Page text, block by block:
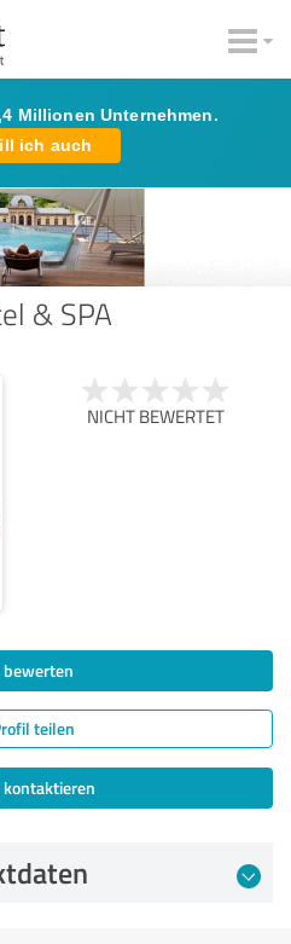
Millionen Unternehmen.
ich auch
& SPA
NICHT BEWERTET
bewerten
teilen